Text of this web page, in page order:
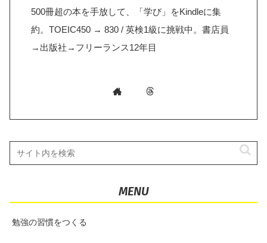
500冊超の本を手放して、「学び」をKindleに集
約。TOEIC450 → 830 / 英検1級に挑戦中。書店員
→出版社→フリーランス12年目
MENU
勉強の習慣をつくる